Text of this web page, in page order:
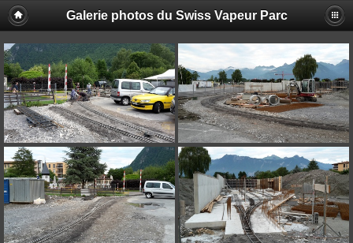
Galerie photos du Swiss Vapeur Parc